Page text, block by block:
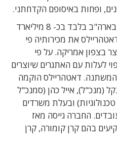
ופחות באיסופם הקדחתני.
השוק בו פועלת החברה נאמד בארה"ב בלבד בכ- 8 מיליארד
את מכירותיה פי
בצפון אמריקה. על פי
לעלות עם האתגרים שיוצרים
המשתנה. דאטהריילס הוקמה
גורפינקל (מנכ"ל), אייל כהן (סמנכ"ל
ובעלת משרדים
אביב ובניו יורק עם 150 עובדים. החברה גייסה מאז
ממשקיעים בהם קרן קומורה, קרן